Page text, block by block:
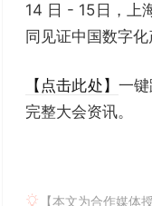
14 日 - 15日，上
同见证中国数字化
【点击此处】 一
完整大会资讯。
【本文为合作媒